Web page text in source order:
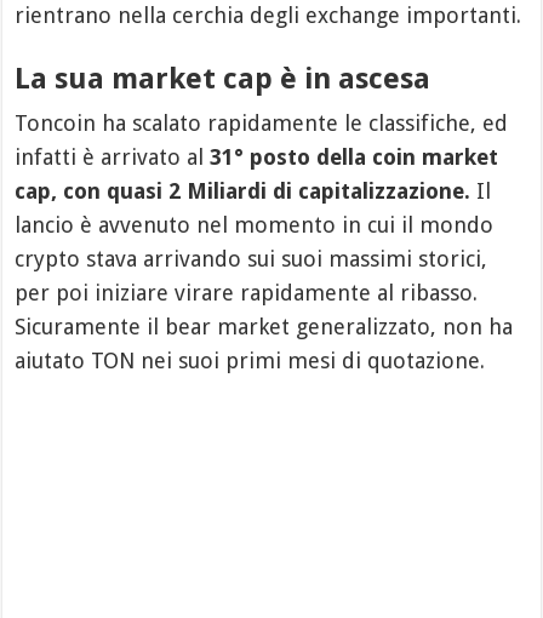
rientrano nella cerchia degli exchange importanti.
La sua market cap è in ascesa
Toncoin ha scalato rapidamente le classifiche, ed
infatti è arrivato al31° posto della coin market
cap, con quasi 2 Miliardi di capitalizzazione. Il
lancio è avvenuto nel momento in cui il mondo
crypto stava arrivando sui suoi massimi storici,
per poi iniziare virare rapidamente al ribasso.
Sicuramente il bear market generalizzato, non ha
aiutato TON nei suoi primi mesi di quotazione.